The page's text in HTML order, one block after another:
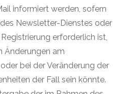
informiert werden, sofern
Newsletter-Dienstes oder
erforderlich ist,
Änderungen am
bei der Veränderung der
der Fall sein könnte.